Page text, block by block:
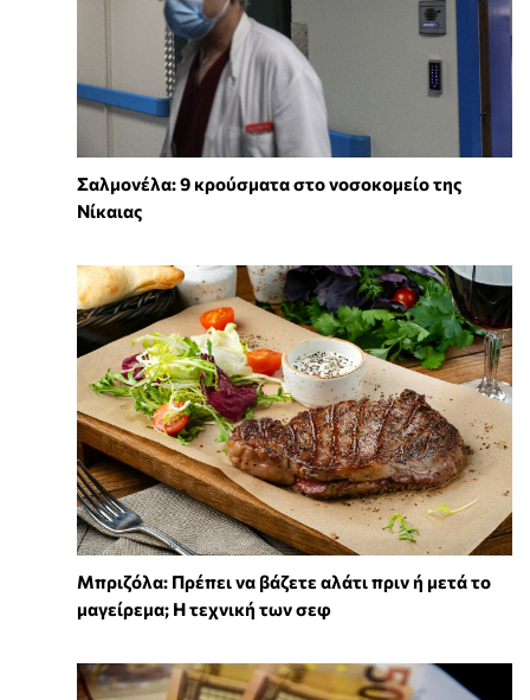
Σαλμονέλα: 9 κρούσματα στο νοσοκομείο της
Νίκαιας
Μπριζόλα: Πρέπει να βάζετε αλάτι πριν ή μετά το
μαγείρεμα; Η τεχνική των σεφ